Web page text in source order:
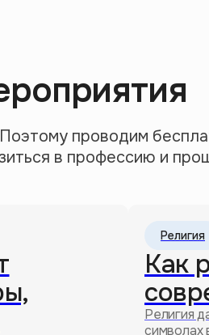
проводим
в профессию и
Религия
Как
Религия
символах